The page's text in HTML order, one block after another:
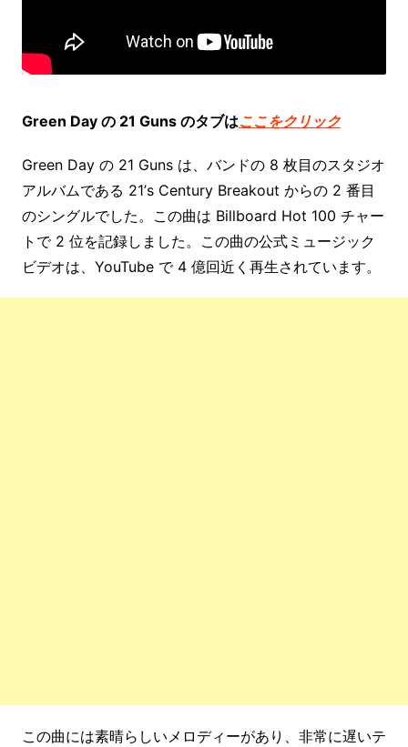
Green Day の 21 Guns のタブはここをクリック
Green Day の 21 Guns は、バンドの 8 枚目のスタジオ
アルバムである 21’s Century Breakout からの 2 番目
のシングルでした。この曲は Billboard Hot 100 チャー
トで 2 位を記録しました。この曲の公式ミュージック
ビデオは、YouTube で 4 億回近く再生されています。
この曲には素晴らしいメロディーがあり、非常に遅いテ